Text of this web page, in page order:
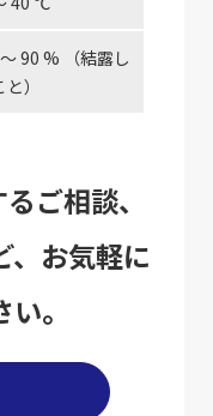
90 % （結露し
）
ご相談、
、お気軽に
。